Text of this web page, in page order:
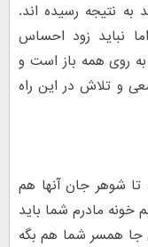
نتیجه رسیده اند.
نباید زود احساس
روی همه باز است و
و تلاش در این راه
تا شوهر جان آنها هم
خونه مادرم شما باید
جا همسر شما هم بگه